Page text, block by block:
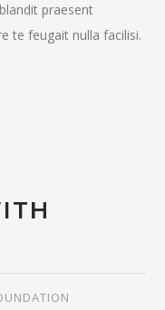
praesent
te feugait nulla facilisi.